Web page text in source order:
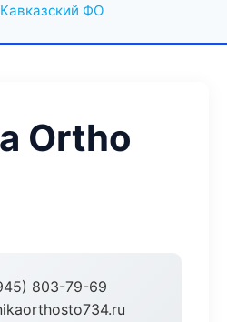
ФО
Ortho
803-79-69